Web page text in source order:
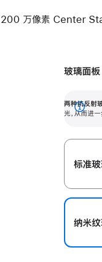
万像素 Center
有高亮光源的场所使用，
玻璃面板
两种抗反射
光，从而进
展
标准
纳米